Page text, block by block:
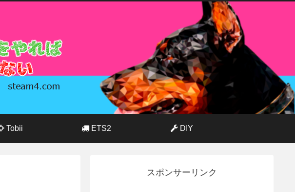
Tobii ETS2 DIY
スポンサーリンク